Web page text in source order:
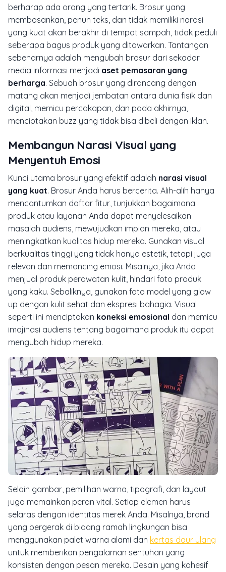
berharap ada orang yang tertarik. Brosur yang
membosankan, penuh teks, dan tidak memiliki narasi
yang kuat akan berakhir di tempat sampah, tidak peduli
seberapa bagus produk yang ditawarkan. Tantangan
sebenarnya adalah mengubah brosur dari sekadar
media informasi menjadi aset pemasaran yang
berharga. Sebuah brosur yang dirancang dengan
matang akan menjadi jembatan antara dunia fisik dan
digital, memicu percakapan, dan pada akhirnya,
menciptakan buzz yang tidak bisa dibeli dengan iklan.
Membangun Narasi Visual yang
Menyentuh Emosi
Kunci utama brosur yang efektif adalah narasi visual
yang kuat. Brosur Anda harus bercerita. Alih-alih hanya
mencantumkan daftar fitur, tunjukkan bagaimana
produk atau layanan Anda dapat menyelesaikan
masalah audiens, mewujudkan impian mereka, atau
meningkatkan kualitas hidup mereka. Gunakan visual
berkualitas tinggi yang tidak hanya estetik, tetapi juga
relevan dan memancing emosi. Misalnya, jika Anda
menjual produk perawatan kulit, hindari foto produk
yang kaku. Sebaliknya, gunakan foto model yang glow
up dengan kulit sehat dan ekspresi bahagia. Visual
seperti ini menciptakan koneksi emosional dan memicu
imajinasi audiens tentang bagaimana produk itu dapat
mengubah hidup mereka.
Selain gambar, pemilihan warna, tipografi, dan layout
juga memainkan peran vital. Setiap elemen harus
selaras dengan identitas merek Anda. Misalnya, brand
yang bergerak di bidang ramah lingkungan bisa
menggunakan palet warna alami dan kertas daur ulang
untuk memberikan pengalaman sentuhan yang
konsisten dengan pesan mereka. Desain yang kohesif